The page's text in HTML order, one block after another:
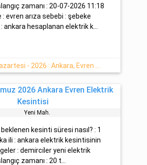
zamanı : 20-07-2026 11:18
evren arıza sebebi : şebeke
ankara hesaplanan elektrik k...
2026 Ankara Evren Elektrik
Kesintisi
Yeni̇ Mah.
kesinti süresi nasıl? : 1
ili : ankara elektrik kesintisinin
: demi̇rci̇ler yeni̇ elektrik
zamanı : 20 t...